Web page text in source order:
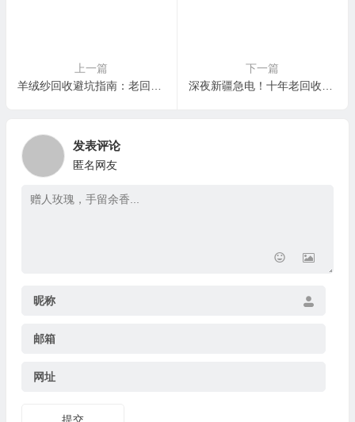
上一篇
下一篇
发表评论
匿名网友
昵称
邮箱
网址
提交